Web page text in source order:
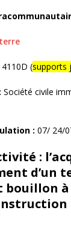
4110D (supports
Société civile
: 07/ 24/
:
d’un
à